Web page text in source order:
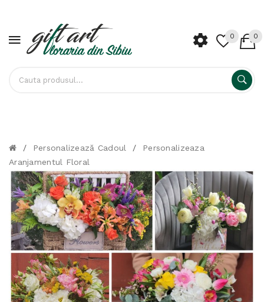
0 0
/ Personalizează Cadoul /
Personalizeaza
Aranjamentul Floral